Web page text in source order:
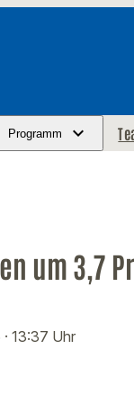
Programm
um 3,7
· 13:37 Uhr